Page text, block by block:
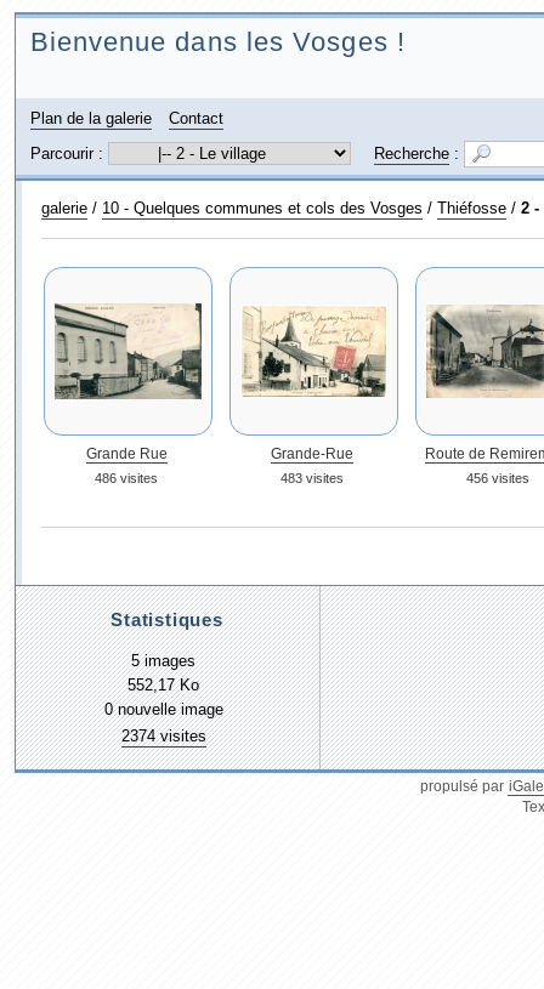
Bienvenue dans les Vosges !
Plan de la galerie
Contact
Parcourir :
Recherche:
galerie/ 10 - Quelques communes et cols des Vosges / Thiéfosse/ 2 -
Grande Rue
486 visites
Grande-Rue
483 visites
Route de
456 visites
Statistiques
5 images
552,17 Ko
0 nouvelle image
2374 visites
propulsé par